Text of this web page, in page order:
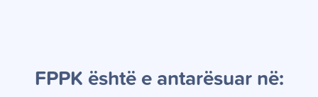
FPPK është e antarësuar në: